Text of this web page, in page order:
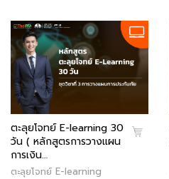
ตะลุยโจทย์ E-learning 30
วัน ( หลักสูตรการวางแผน
การเงิน…
ตะลุยโจทย์ E-learning